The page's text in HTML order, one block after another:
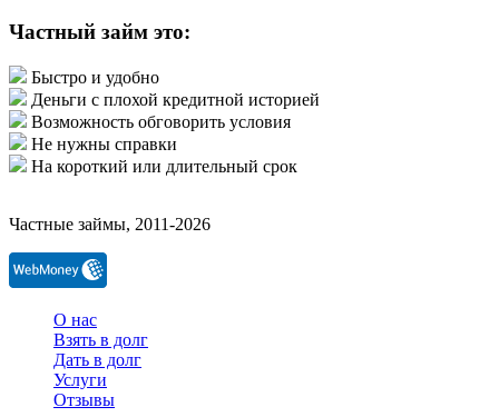
Частный займ это:
Быстро и удобно
Деньги с плохой кредитной историей
Возможность обговорить условия
Не нужны справки
На короткий или длительный срок
Частные займы, 2011-2026
О нас
Взять в долг
Дать в долг
Услуги
Отзывы